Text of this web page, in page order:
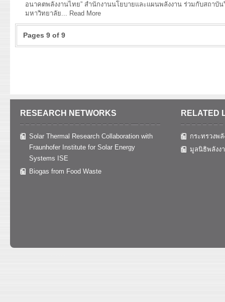
อนาคตพลังงานไทย” สำนักงานนโยบายและแผนพลังงาน ร่วมกับสถาบั
มหาวิทยาลัย... Read More
Pages 9 of 9
RESEARCH NETWORKS
Solar Thermal Research Collaboration with
Fraunhofer Institute for Solar Energy
Systems ISE
Biogas from Food Waste
RELATED
กระทรวงพลั
มูลนิธิพลังง